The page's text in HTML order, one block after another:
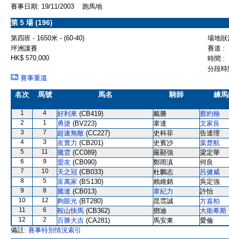
賽事日期: 19/11/2003 跑馬地
第 5 場 (196)
第四班 - 1650米 - (60-40)
場地
坪洲讓賽
賽道 :
HK$ 570,000
時間 :
分段
賽事重溫
名次 馬號 馬名 騎師 練
1 4 好利來 (CB419) 戴勝 蔡約翰
2 1 勇捷 (BV223) 韋達 文家良
3 7 超速無敵 (CC227) 史科菲 告達理
4 3 友實力 (CB201) 史賓沙 葉楚航
5 11 騰雲 (CC089) 嚴顯強 梁定華
6 9 盟友 (CB090) 鄭雨滇 何良
7 10 天之冠 (CB033) 杜鵬志 呂健威
8 5 富萬家 (BS130) 賴維銘 吳定強
9 8 騰達 (CB013) 韋紀力 許怡
10 12 夠眼光 (BT280) 昆霑誠 方嘉柏
11 6 鞍山快馬 (CB362) 鄧迪 大衛希斯
12 2 百勝大吉 (CA281) 馬安東
愛倫
備註: 賽事特別情況索引